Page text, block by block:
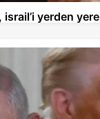
israil’i yerden